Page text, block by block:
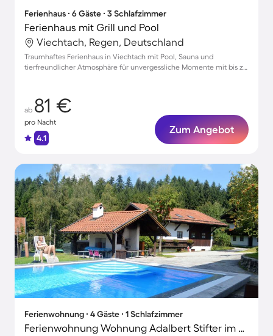
Ferienhaus ∙ 6 Gäste ∙ 3 Schlafzimmer
Ferienhaus mit Grill und Pool
Viechtach, Regen, Deutschland
Traumhaftes Ferienhaus in Viechtach mit Pool, Sauna und
tierfreundlicher Atmosphäre für unvergessliche Momente mit bis zu
ab 81 €
pro Nacht
4.1
Zum Angebot
Ferienwohnung ∙ 4 Gäste ∙ 1 Schlafzimmer
Ferienwohnung Wohnung Adalbert Stifter im Bayerischen Wald